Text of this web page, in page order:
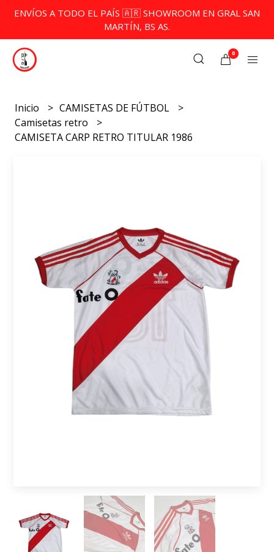
ENVÍOS A TODO EL PAÍS 🇦🇷 SHOWROOM EN GRAL SAN
MARTÍN, BS AS.
0
Inicio
CAMISETAS DE FÚTBOL
Camisetas retro
CAMISETA CARP RETRO TITULAR 1986